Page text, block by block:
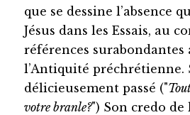
que se dessine l’absence
Jésus dans les Essais, au
références surabondantes
l’Antiquité préchrétienne.
délicieusement passé ("
votre branle?") Son credo